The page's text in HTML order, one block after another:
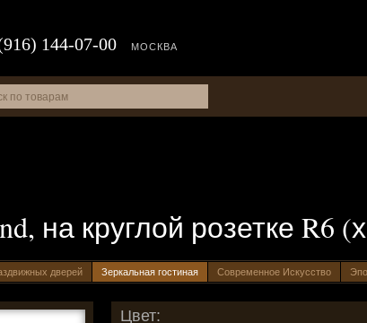
144-07-00 МОСКВА
на круглой розетке R6
дверей Зеркальная гостиная Современное Искусство
Цвет: